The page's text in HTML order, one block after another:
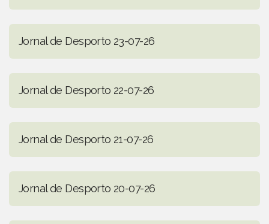
Jornal de Desporto 23-07-26
Jornal de Desporto 22-07-26
Jornal de Desporto 21-07-26
Jornal de Desporto 20-07-26